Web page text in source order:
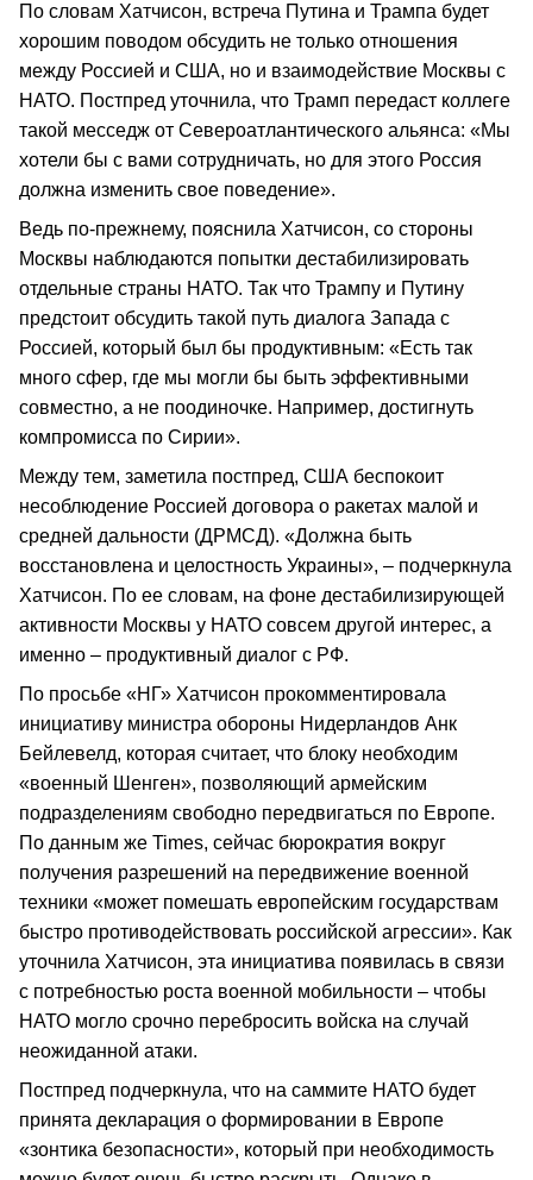
По словам Хатчисон, встреча Путина и Трампа будет
хорошим поводом обсудить не только отношения
между Россией и США, но и взаимодействие Москвы с
НАТО. Постпред уточнила, что Трамп передаст коллеге
такой месседж от Североатлантического альянса: «Мы
хотели бы с вами сотрудничать, но для этого Россия
должна изменить свое поведение».
Ведь по-прежнему, пояснила Хатчисон, со стороны
Москвы наблюдаются попытки дестабилизировать
отдельные страны НАТО. Так что Трампу и Путину
предстоит обсудить такой путь диалога Запада с
Россией, который был бы продуктивным: «Есть так
много сфер, где мы могли бы быть эффективными
совместно, а не поодиночке. Например, достигнуть
компромисса по Сирии».
Между тем, заметила постпред, США беспокоит
несоблюдение Россией договора о ракетах малой и
средней дальности (ДРМСД). «Должна быть
восстановлена и целостность Украины», – подчеркнула
Хатчисон. По ее словам, на фоне дестабилизирующей
активности Москвы у НАТО совсем другой интерес, а
именно – продуктивный диалог с РФ.
По просьбе «НГ» Хатчисон прокомментировала
инициативу министра обороны Нидерландов Анк
Бейлевелд, которая считает, что блоку необходим
«военный Шенген», позволяющий армейским
подразделениям свободно передвигаться по Европе.
По данным же Times, сейчас бюрократия вокруг
получения разрешений на передвижение военной
техники «может помешать европейским государствам
быстро противодействовать российской агрессии». Как
уточнила Хатчисон, эта инициатива появилась в связи
с потребностью роста военной мобильности – чтобы
НАТО могло срочно перебросить войска на случай
неожиданной атаки.
Постпред подчеркнула, что на саммите НАТО будет
принята декларация о формировании в Европе
«зонтика безопасности», который при необходимость